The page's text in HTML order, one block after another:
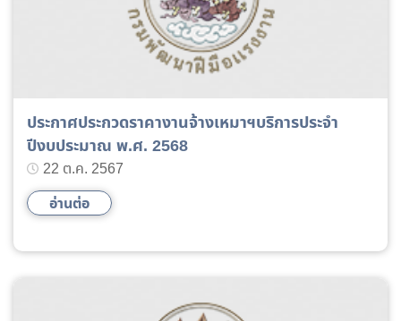
ประกาศประกวดราคางานจ้างเหมาฯบริการประจำ
ปีงบประมาณ พ.ศ. 2568
22 ต.ค. 2567
อ่านต่อ